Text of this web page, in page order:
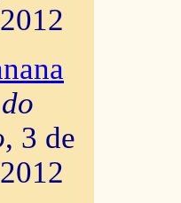
, 3 de